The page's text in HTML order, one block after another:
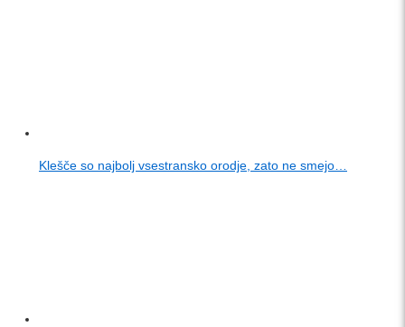
Klešče so najbolj vsestransko orodje, zato ne smejo…